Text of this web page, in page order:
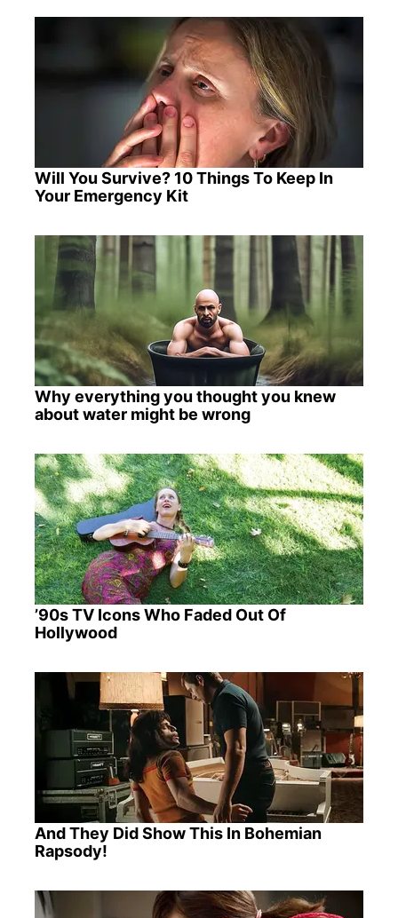
Will You Survive? 10 Things To Keep In
Your Emergency Kit
Why everything you thought you knew
about water might be wrong
’90s TV Icons Who Faded Out Of
Hollywood
And They Did Show This In Bohemian
Rapsody!